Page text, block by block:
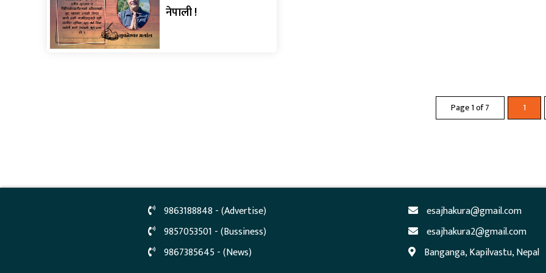
नेपाली !
Page 1 of 7 1
9863188848 - (Advertise)
esajhakura@gmail.com
9857053501 - (Bussiness)
esajhakura2@gmail.com
9867385645 - (News)
Banganga, Kapilvastu, Nepal